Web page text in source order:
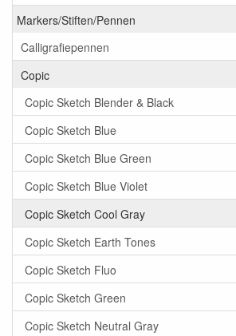
Markers/Stiften/Pennen
Calligrafiepennen
Copic
Copic Sketch Blender & Black
Copic Sketch Blue
Copic Sketch Blue Green
Copic Sketch Blue Violet
Copic Sketch Cool Gray
Copic Sketch Earth Tones
Copic Sketch Fluo
Copic Sketch Green
Copic Sketch Neutral Gray